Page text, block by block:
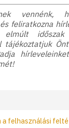
vennénk,
feliratkozna
tájékoztatjuk
a felhasználási